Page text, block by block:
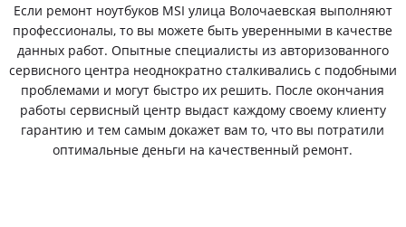
Если ремонт ноутбуков MSI улица Волочаевская выполняют
профессионалы, то вы можете быть уверенными в качестве
данных работ. Опытные специалисты из авторизованного
сервисного центра неоднократно сталкивались с подобными
проблемами и могут быстро их решить. После окончания
работы сервисный центр выдаст каждому своему клиенту
гарантию и тем самым докажет вам то, что вы потратили
оптимальные деньги на качественный ремонт.